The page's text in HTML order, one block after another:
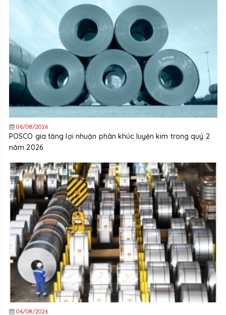
06/08/2026
POSCO gia tăng lợi nhuận phân khúc luyện kim trong quý 2
năm 2026
06/08/2026